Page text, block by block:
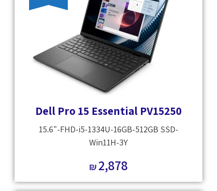
Dell Pro 15 Essential PV15250
15.6"-FHD-i5-1334U-16GB-512GB SSD-
Win11H-3Y
₪2,878